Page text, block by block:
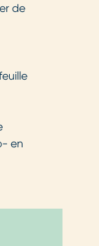
de
en